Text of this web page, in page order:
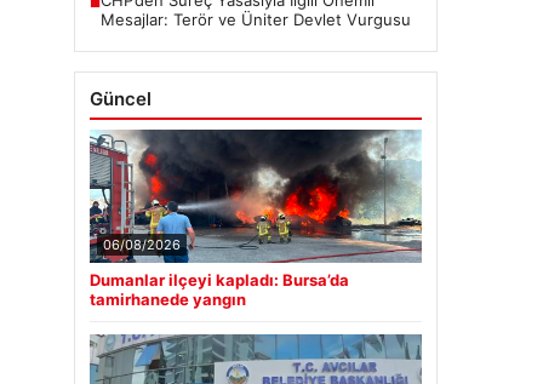
Mesajlar: Terör ve Üniter Devlet Vurgusu
Güncel
06/08/2026
Dumanlar ilçeyi kapladı: Bursa’da
tamirhanede yangın